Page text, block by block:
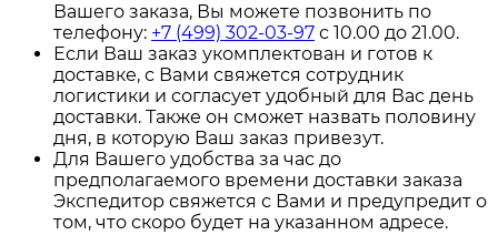
Вашего заказа, Вы можете позвонить по
телефону: +7 (499) 302-03-97 с 10.00 до 21.00.
Если Ваш заказ укомплектован и готов к
доставке, с Вами свяжется сотрудник
логистики и согласует удобный для Вас день
доставки. Также он сможет назвать половину
дня, в которую Ваш заказ привезут.
Для Вашего удобства за час до
предполагаемого времени доставки заказа
Экспедитор свяжется с Вами и предупредит о
том, что скоро будет на указанном адресе.